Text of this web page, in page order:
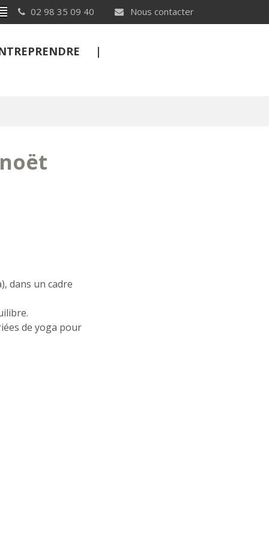
02 98 35 09 40 Nous contacter
dans un cadre
de yoga pour